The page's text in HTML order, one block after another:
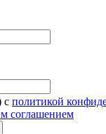
с политикой
соглашением